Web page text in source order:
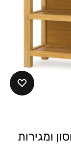
ומגירות